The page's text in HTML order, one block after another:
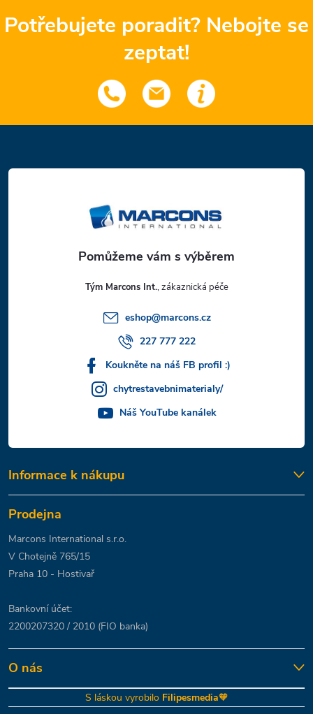
Potřebujete poradit? Nebojte se
zeptat!
á
Tým Marcons Int.
eshop@marcons.cz
227 777 222
Koukněte na náš FB profil :)
chytrestavebnimaterialy/
Náš YouTube kanálek
Informace k nákupu
Prodejna
Marcons International s.r.o.
V Chotejně 765/15
Praha 10 - Hostivař
Bankovní účet:
2200207320 / 2010 (FIO banka)
O nás
S láskou vyrobilo Filipesmedia🧡